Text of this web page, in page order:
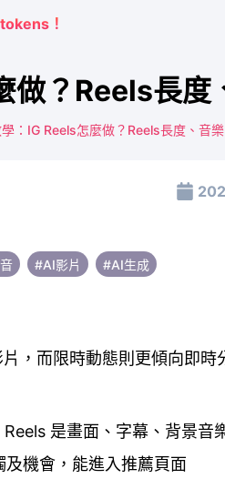
！
？Reels長度
：IG Reels怎麼做？Reels長度、音樂
#AI影片 #AI生成
，而限時動態則更傾向即時
是畫面、字幕、背景音
機會，能進入推薦頁面